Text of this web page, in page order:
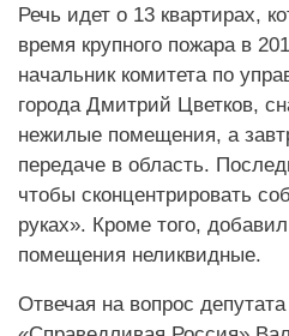
Речь идет о 13 квартирах,
время крупного пожара в
начальник комитета по
города Дмитрий Цветков,
нежилые помещения, а
передаче в область.
чтобы сконцентрировать
руках». Кроме того,
помещения неликвидные.
Отвечая на вопрос